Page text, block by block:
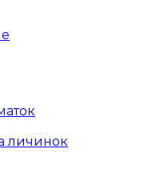
личинок